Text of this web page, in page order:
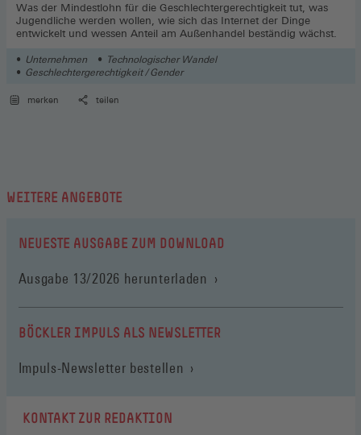
Was der Mindestlohn für die Geschlechtergerechtigkeit tut, was
Jugendliche werden wollen, wie sich das Internet der Dinge
entwickelt und wessen Anteil am Außenhandel beständig wächst.
Unternehmen
Technologischer Wandel
Geschlechtergerechtigkeit / Gender
merken teilen
WEITERE ANGEBOTE
NEUESTE AUSGABE ZUM DOWNLOAD
Ausgabe 13/2026 herunterladen (Öffnet
einem
neuen
BÖCKLER IMPULS ALS NEWSLETTER
Impuls-Newsletter bestellen
KONTAKT ZUR REDAKTION